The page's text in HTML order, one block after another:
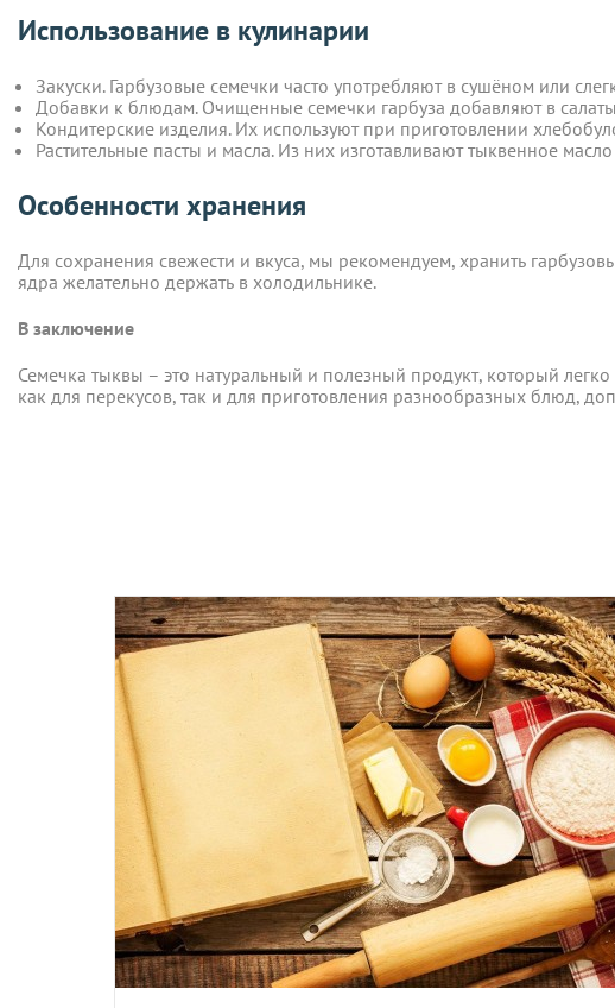
Закуски. Гарбузовые семечки часто употребляют в сушёном или
Добавки к блюдам. Очищенные семечки гарбуза добавляют в
Кондитерские изделия. Их используют при приготовлении
Растительные пасты и масла. Из них изготавливают тыквенное
Особенности хранения
Для сохранения свежести и вкуса, мы рекомендуем, хранить
ядра желательно держать в холодильнике.
Семечка тыквы – это натуральный и полезный продукт, который
как для перекусов, так и для приготовления разнообразных блюд,
Минимальная стоимость заказа на сайте - 400 грн.
Заказы, оформленные в нашем магазине, Вы можете оплатить
• На карту ПриватБанка по реквизитам, которые будут отправлены
• Наложенным платежом при заказе на сумму от 500 грн (только при
• При помощи системы мгновенных платежей LiqPay.
Возврат и обмен
Обратная доставка товаровосуществляется по договоренности.
Условия возврата для товаров надлежащего качества
Компания осуществляет возврат и обмен этого товара в
надлежащего и ненадлежащего качества). Обратная доставка
заявленному в описании качеству. Деньги возвращаются тем же
может отказать потребителю в обмене и возврате товаров
товаров надлежащего качества, не подлежащих возврату и обмену.
Использование в кулинарии
Закуски. Гарбузовые семечки часто употребляют в сушёном или
Добавки к блюдам. Очищенные семечки гарбуза добавляют в
Кондитерские изделия. Их используют при приготовлении
Растительные пасты и масла. Из них изготавливают тыквенное
Особенности хранения
Для сохранения свежести и вкуса, мы рекомендуем, хранить
ядра желательно держать в холодильнике.
В заключение
Семечка тыквы – это натуральный и полезный продукт, который
как для перекусов, так и для приготовления разнообразных блюд,